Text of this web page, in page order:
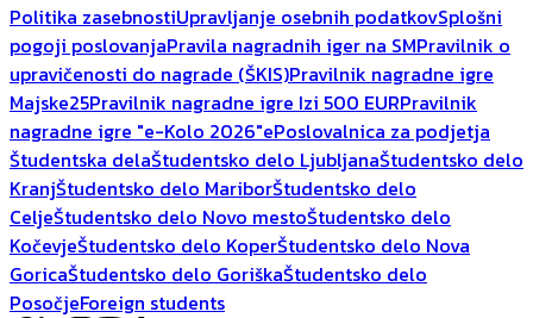
Politika zasebnostiUpravljanje osebnih podatkovSplošni
pogoji poslovanjaPravila nagradnih iger na SMPravilnik o
upravičenosti do nagrade (ŠKIS)Pravilnik nagradne igre
Majske25Pravilnik nagradne igre Izi 500 EURPravilnik
nagradne igre "e-Kolo 2026"ePoslovalnica za podjetja
Študentska delaŠtudentsko delo LjubljanaŠtudentsko delo
KranjŠtudentsko delo MariborŠtudentsko delo
CeljeŠtudentsko delo Novo mestoŠtudentsko delo
KočevjeŠtudentsko delo KoperŠtudentsko delo Nova
GoricaŠtudentsko delo GoriškaŠtudentsko delo
PosočjeForeign students